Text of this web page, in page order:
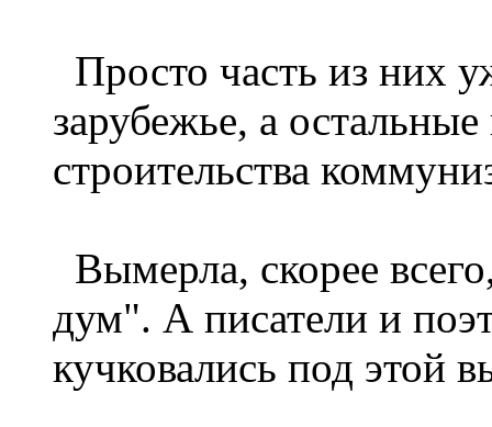
Просто часть из них
зарубежье, а
строительства
Вымерла, скорее
дум". А писатели и
кучковались под этой